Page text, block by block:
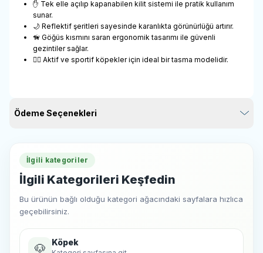
✋ Tek elle açılıp kapanabilen kilit sistemi ile pratik kullanım
sunar.
🌙 Reflektif şeritleri sayesinde karanlıkta görünürlüğü artırır.
🦮 Göğüs kısmını saran ergonomik tasarımı ile güvenli
gezintiler sağlar.
🏃‍♂️ Aktif ve sportif köpekler için ideal bir tasma modelidir.
Ödeme Seçenekleri
İlgili kategoriler
İlgili Kategorileri Keşfedin
Bu ürünün bağlı olduğu kategori ağacındaki sayfalara hızlıca
geçebilirsiniz.
🐶 Köpek